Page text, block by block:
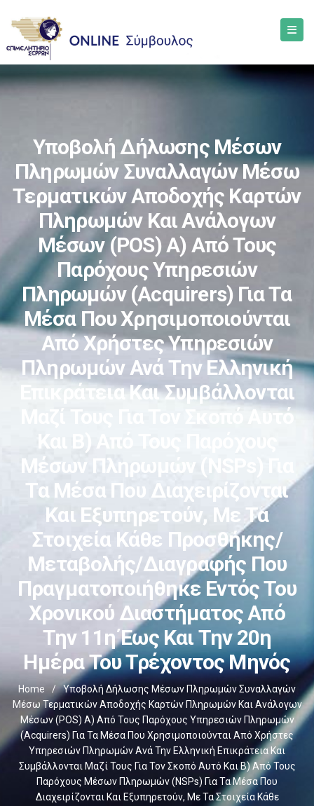
Υποβολή Δήλωσης Μέσων
Πληρωμών Συναλλαγών Μέσω
Τερματικών Αποδοχής Καρτών
Πληρωμών Και Ανάλογων
Μέσων (POS) Α) Από Τους
Παρόχους Υπηρεσιών
Πληρωμών (Acquirers) Για Τα
Μέσα Που Χρησιμοποιούνται
Από Χρήστες Υπηρεσιών
Πληρωμών Ανά Την Ελληνική
Επικράτεια Και Συμβάλλονται
Μαζί Τους Για Τον Σκοπό Αυτό
Και Β) Από Τους Παρόχους
Μέσων Πληρωμών (NSPs) Για
Τα Μέσα Που Διαχειρίζονται
Και Εξυπηρετούν, Με Τα
Στοιχεία Κάθε Προσθήκης/
Μεταβολής/διαγραφής Που
Πραγματοποιήθηκε Εντός Του
Χρονικού Διαστήματος Από
Την 11η Έως Και Την 20η
Ημέρα Του Τρέχοντος Μηνός
Home /
Υποβολή Δήλωσης Μέσων Πληρωμών Συναλλαγών
Μέσω Τερματικών Αποδοχής Καρτών Πληρωμών Και Ανάλογων
Μέσων (POS) Α) Από Τους Παρόχους Υπηρεσιών Πληρωμών
(Acquirers) Για Τα Μέσα Που Χρησιμοποιούνται Από Χρήστες
Υπηρεσιών Πληρωμών Ανά Την Ελληνική Επικράτεια Και
Συμβάλλονται Μαζί Τους Για Τον Σκοπό Αυτό Και Β) Από Τους
Παρόχους Μέσων Πληρωμών (NSPs) Για Τα Μέσα Που
Διαχειρίζονται Και Εξυπηρετούν, Με Τα Στοιχεία Κάθε